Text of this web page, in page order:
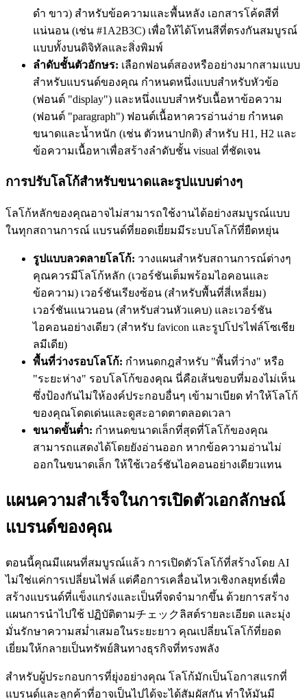
ดำ ขาว) สำหรับข้อความและพื้นหลัง เอกสารโค้ดสีที่
แน่นอน (เช่น #1A2B3C) เพื่อให้ได้โทนสีที่ตรงกันสมบูรณ์
แบบทั้งบนดิจิทัลและสิ่งพิมพ์
ลำดับชั้นตัวอักษร: เลือกฟอนต์สองหรืออย่างมากสามแบบ
สำหรับแบรนด์ของคุณ กำหนดหนึ่งแบบสำหรับหัวข้อ
(ฟอนต์ "display") และหนึ่งแบบสำหรับเนื้อหาข้อความ
(ฟอนต์ "paragraph") ฟอนต์เนื้อหาควรอ่านง่าย กำหนด
ขนาดและน้ำหนัก (เช่น ตัวหนาปกติ) สำหรับ H1, H2 และ
ข้อความเนื้อหาเพื่อสร้างลำดับชั้น visual ที่ชัดเจน
การปรับโลโก้สำหรับขนาดและรูปแบบต่างๆ
โลโก้หลักของคุณอาจไม่สามารถใช้งานได้อย่างสมบูรณ์แบบ
ในทุกสถานการณ์ แบรนด์ที่ยอดเยี่ยมมีระบบโลโก้ที่ยืดหยุ่น
รูปแบบลวดลายโลโก้: วางแผนสำหรับสถานการณ์ต่างๆ
คุณควรมีโลโก้หลัก (เวอร์ชันเต็มพร้อมไอคอนและ
ข้อความ) เวอร์ชันเรียงซ้อน (สำหรับพื้นที่สี่เหลี่ยม)
เวอร์ชันแนวนอน (สำหรับส่วนหัวแคบ) และเวอร์ชัน
ไอคอนอย่างเดียว (สำหรับ favicon และรูปโปรไฟล์โซเชีย
ลมีเดีย)
พื้นที่ว่างรอบโลโก้: กำหนดกฎสำหรับ "พื้นที่ว่าง" หรือ
"ระยะห่าง" รอบโลโก้ของคุณ นี่คือเส้นขอบที่มองไม่เห็น
ซึ่งป้องกันไม่ให้องค์ประกอบอื่นๆ เข้ามาเบียด ทำให้โลโก้
ของคุณโดดเด่นและดูสะอาดตาตลอดเวลา
ขนาดขั้นต่ำ: กำหนดขนาดเล็กที่สุดที่โลโก้ของคุณ
สามารถแสดงได้โดยยังอ่านออก หากข้อความอ่านไม่
ออกในขนาดเล็ก ให้ใช้เวอร์ชันไอคอนอย่างเดียวแทน
แผนความสำเร็จในการเปิดตัวเอกลักษณ์
แบรนด์ของคุณ
ตอนนี้คุณมีแผนที่สมบูรณ์แล้ว การเปิดตัวโลโก้ที่สร้างโดย AI
ไม่ใช่แค่การเปลี่ยนไฟล์ แต่คือการเคลื่อนไหวเชิงกลยุทธ์เพื่อ
สร้างแบรนด์ที่แข็งแกร่งและเป็นที่จดจำมากขึ้น ด้วยการสร้าง
แผนการนำไปใช้ ปฏิบัติตามチェックลิสต์รายละเอียด และมุ่ง
มั่นรักษาความสม่ำเสมอในระยะยาว คุณเปลี่ยนโลโก้ที่ยอด
เยี่ยมให้กลายเป็นทรัพย์สินทางธุรกิจที่ทรงพลัง
สำหรับผู้ประกอบการที่ยุ่งอย่างคุณ โลโก้มักเป็นโอกาสแรกที่
แบรนด์และลูกค้าที่อาจเป็นไปได้จะได้สัมผัสกัน ทำให้มันมี